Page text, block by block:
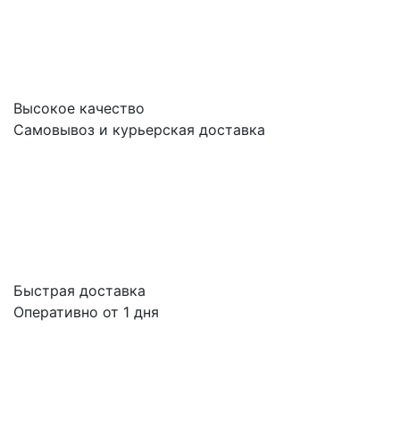
Высокое качество
Самовывоз и курьерская доставка
Быстрая доставка
Оперативно от 1 дня